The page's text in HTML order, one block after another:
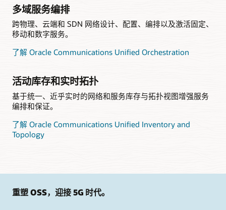
多域服务编排
跨物理、云端和 SDN 网络设计、配置、编排以及激活固定、
移动和数字服务。
了解 Oracle Communications Unified Orchestration
活动库存和实时拓扑
基于统一、近乎实时的网络和服务库存与拓扑视图增强服务
编排和保证。
了解 Oracle Communications Unified Inventory and
Topology
重塑 OSS，迎接 5G 时代。